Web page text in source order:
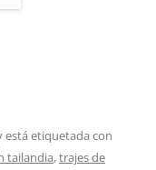
está etiquetada con
tailandia,trajes de